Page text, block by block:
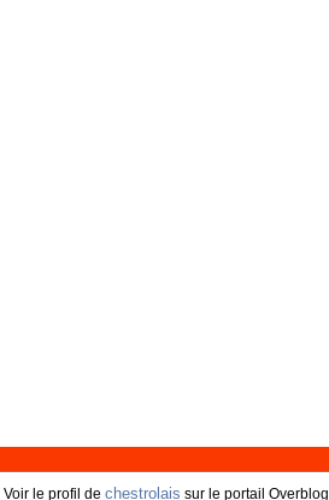
Voir le profil de chestrolais sur le portail Overblog